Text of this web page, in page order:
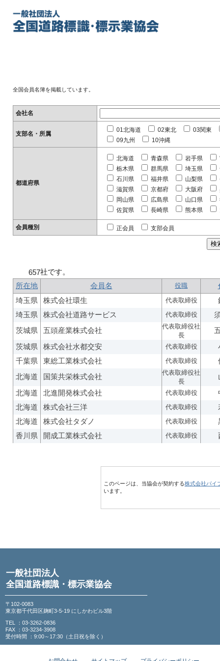
全国会員名簿を掲載しています。
会社名
支部名・所属
01北海道 02東北
03関東
09九州
10沖縄
都道府県
北海道 青森県 岩手県
栃木県
群馬県 埼玉県
石川県
福井県 山梨県
滋賀県
京都府 大阪府
岡山県
広島県 山口県
佐賀県
長崎県 熊本県
会員種別 正会員 支部会員
657社です。
所在地
会員名 役職
埼玉県
株式会社環生 代表取締役
埼玉県
株式会社道路サービス 代表取締役
茨城県
五頭産業株式会社
代表取締役社
長
茨城県 株式会社水都交安 代表取締役
千葉県
東総工業株式会社 代表取締役
北海道
国策共栄株式会社
代表取締役社
長
北海道 北進開発株式会社 代表取締役
北海道
株式会社三洋 代表取締役
北海道
株式会社タダノ 代表取締役
香川県
開成工業株式会社 代表取締役
このページは、当協会が契約する株式会社パイ
います。
一般社団法人
全国道路標識・標示業協会
〒102-0083
東京都千代田区麹町3-5-19 にしかわビル3階
TEL ：03-3262-0836
FAX ：03-3234-3908
受付時間 ：9:00～17:30（土日祝を除く）